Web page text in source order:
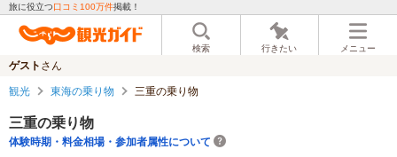
旅に役立つ口コミ100万件掲載！
検索 行きたい メニュー
ゲスト さん
観光 東海の乗り物 三重の乗り物
三重の乗り物
体験時期・料金相場・参加者属性について